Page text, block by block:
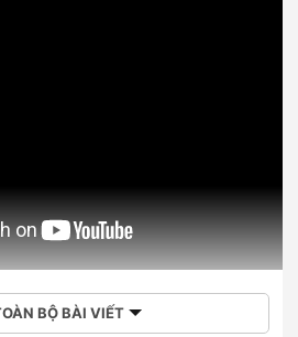
Samsung Galaxy S23 8GB/256GB
BỘ BÀI VIẾT